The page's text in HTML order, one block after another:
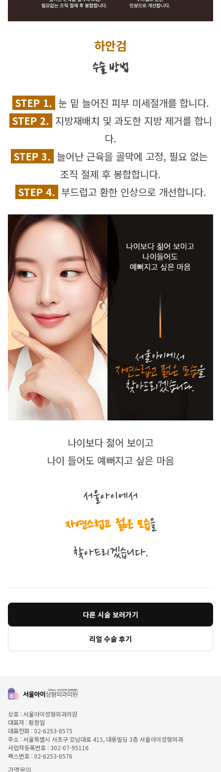
하안검
수술 방법
STEP 1. 눈 밑 늘어진 피부 미세절개를 합니다.
STEP 2. 지방재배치 및 과도한 지방 제거를 합니
다.
STEP 3. 늘어난 근육을 골막에 고정, 필요 없는
조직 절제 후 봉합합니다.
STEP 4. 부드럽고 환한 인상으로 개선합니다.
나이보다 젊어 보이고
나이 들어도 예뻐지고 싶은 마음
서울아이에서
자연스럽고 젊은 모습을
찾아드리겠습니다.
다른 시술 보러가기
리얼 수술 후기
상호 : 서울아이성형외과의원
대표자 : 황정일
대표전화 : 02-6253-8575
주소 : 서울특별시 서초구 강남대로 415, 대동빌딩 3층 서울아이성형외과
사업자등록번호 : 302-07-95116
팩스번호 : 02-6253-8576
가맹문의